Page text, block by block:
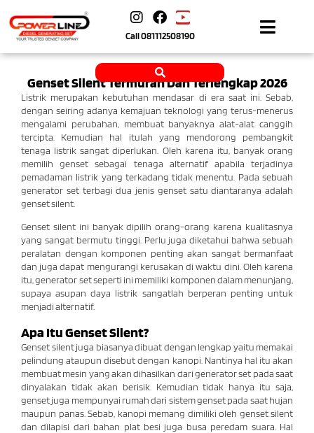
Call081112508190
Genset Silent Termurah Dan Terlengkap 2026
Listrik merupakan kebutuhan mendasar di era saat ini. Sebab,
dengan seiring adanya kemajuan teknologi yang terus-menerus
mengalami perubahan, membuat banyaknya alat-alat canggih
tercipta. Kemudian hal itulah yang mendorong pembangkit
tenaga listrik sangat diperlukan. Oleh karena itu, banyak orang
memilih genset sebagai tenaga alternatif apabila terjadinya
pemadaman listrik yang terkadang tidak menentu. Pada sebuah
generator set terbagi dua jenis genset satu diantaranya adalah
genset silent.
Genset silent ini banyak dipilih orang-orang karena kualitasnya
yang sangat bermutu tinggi. Perlu juga diketahui bahwa sebuah
peralatan dengan komponen penting akan sangat bermanfaat
dan juga dapat mengurangi kerusakan di waktu dini. Oleh karena
itu, generator set seperti ini memiliki komponen dalam menunjang,
supaya asupan daya listrik sangatlah berperan penting untuk
menjadi alternatif.
Apa Itu Genset Silent?
Genset silent juga biasanya dibuat dengan lengkap yaitu memakai
pelindung ataupun disebut dengan kanopi. Nantinya hal itu akan
membuat mesin yang akan dihasilkan dari generator set pada saat
dinyalakan tidak akan berisik. Kemudian tidak hanya itu saja,
genset juga mempunyai rumah dari sistem genset pada saat hujan
maupun panas. Sebab, kanopi memang dimiliki oleh genset silent
dan dilapisi dari bahan plat besi juga busa peredam suara. Hal